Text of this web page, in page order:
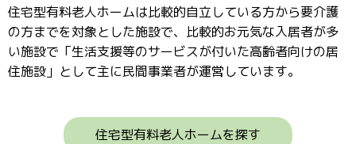
住宅型有料老人ホームは比較的自立している方から要介護
の方までを対象とした施設で、比較的お元気な入居者が多
い施設で「生活支援等のサービスが付いた高齢者向けの居
住施設」として主に民間事業者が運営しています。
住宅型有料老人ホームを探す